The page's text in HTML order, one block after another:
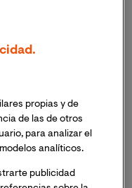
de este
método científico.
científico, y
de ellas, se realiza
concretos que no
concretas de
propias y de
de las de otros
para analizar el
analíticos.
publicidad